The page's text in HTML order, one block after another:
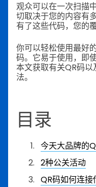
观众可以在一次扫描
切取决于您的内容有
有了这些代码，您的
你可以轻松使用最好
码。它易于使用，即
本文获取有关QR码
法。
目录
今天大品牌的
2种公关活动
QR码如何连